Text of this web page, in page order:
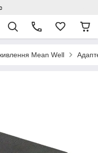
Mean Well